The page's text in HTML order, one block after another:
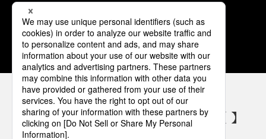
1 2 3 4 5
パナソニックの電気設備 SNSアカウント